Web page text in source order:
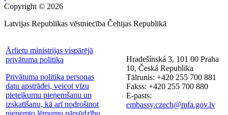
Copyright © 2026
Latvijas Republikas vēstniecība Čehijas Republikā
Ārlietu ministrijas vispārējā
privātuma politika
Privātuma politika personas
datu apstrādei, veicot vīzu
pieteikumu pieņemšanu un
izskatīšanu, kā arī nodrošinot
pieņemto lēmumu pārsūdzību
Hradešínská 3, 101 00 Praha
10, Česká Republika
Tālrunis: +420 255 700 881
Fakss: +420 255 700 880
E-pasts:
embassy.czech@mfa.gov.lv